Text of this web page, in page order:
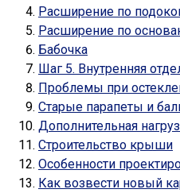
Расширение по
Расширение по
Бабочка
Шаг 5. Внутренняя
Проблемы при
Старые парапеты и
Дополнительная
Строительство крыши
Особенности
Как возвести новый